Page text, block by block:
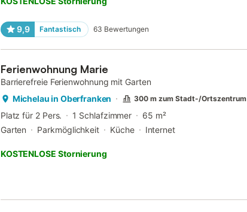
9,9 Fantastisch 63 Bewertungen
Ferienwohnung Marie
Barrierefreie Ferienwohnung mit Garten
Michelau in Oberfranken
300 m zum Stadt-/Ortszentrum
Platz für 2 Pers. 1 Schlafzimmer
65 m²
Garten
Parkmöglichkeit Küche Internet
KOSTENLOSE Stornierung